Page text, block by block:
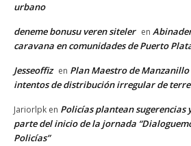
urbano
deneme bonusu veren siteler en
caravana en comunidades de Puerto
Jesseoffiz en Plan Maestro de
intentos de distribución irregular de
Jariorlpk en Policías plantean sugerencias
parte del inicio de la jornada
Policías”